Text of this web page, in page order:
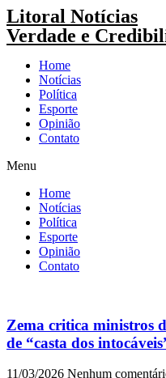
Pular
para
o
Litoral Notícias
Verdade e
Home
Notícias
Política
Esporte
Opinião
Contato
Menu
Home
Notícias
Política
Esporte
Opinião
Contato
Zema critica ministros
de “casta dos
11/03/2026 Nenhum